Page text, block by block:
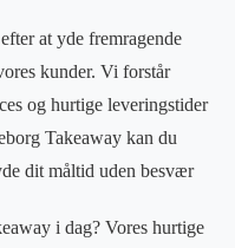
at yde fremragende
kunder. Vi forstår
og hurtige leveringstider
Takeaway kan du
dit måltid uden besvær
i dag? Vores hurtige